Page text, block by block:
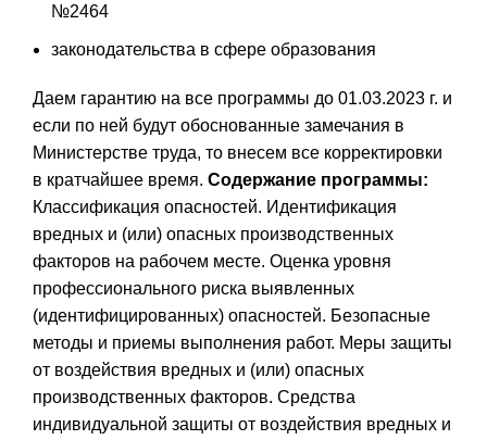
№2464
законодательства в сфере образования
Даем гарантию на все программы до 01.03.2023 г. и
если по ней будут обоснованные замечания в
Министерстве труда, то внесем все корректировки
в кратчайшее время. Содержание программы:
Классификация опасностей. Идентификация
вредных и (или) опасных производственных
факторов на рабочем месте. Оценка уровня
профессионального риска выявленных
(идентифицированных) опасностей. Безопасные
методы и приемы выполнения работ. Меры защиты
от воздействия вредных и (или) опасных
производственных факторов. Средства
индивидуальной защиты от воздействия вредных и